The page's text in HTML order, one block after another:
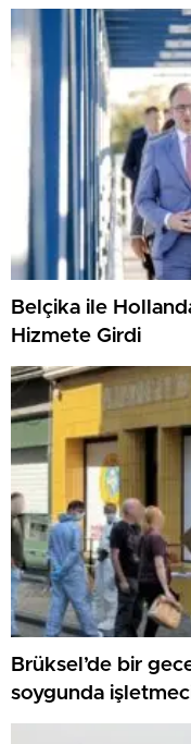
Belçika ile
Hizmete Girdi
Brüksel’de bir
soygunda